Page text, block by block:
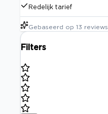
Redelijk tarief
Gebaseerd op 13 reviews
Filters